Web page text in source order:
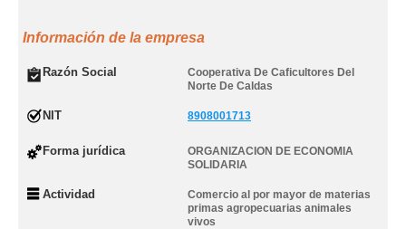
Información de la empresa
Razón Social
Cooperativa De Caficultores Del
Norte De Caldas
NIT 8908001713
Forma jurídica
ORGANIZACION DE ECONOMIA
SOLIDARIA
Actividad
Comercio al por mayor de materias
primas agropecuarias animales
vivos